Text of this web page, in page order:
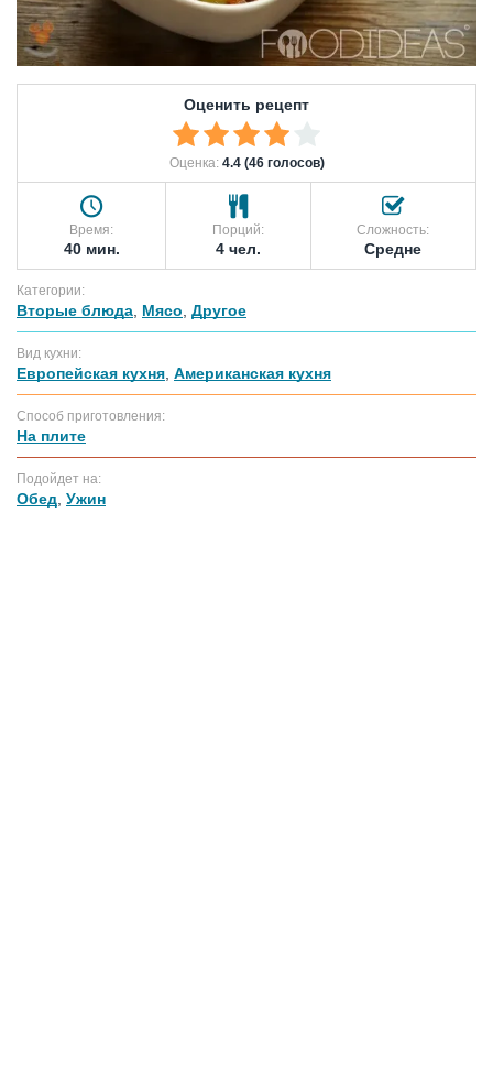
Оценить рецепт
Оценка: 4.4 (46 голосов)
Время:
40 мин.
Порций:
4 чел.
Сложность:
Средне
Категории:
Вторые блюда Мясо Другое
Вид кухни:
Европейская кухня Американская кухня
Способ приготовления:
На плите
Подойдет на:
Обед Ужин